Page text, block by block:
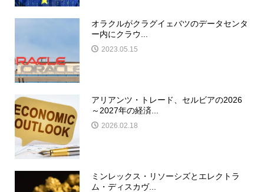
オラクルがクラグイェバツのデータセンタ
ー内にクラウ...
2023.05.15
アリアンツ・トレード、セルビアの2026
～2027年の経済...
2026.02.18
ミンレックス・リソーシズとエレクトラ
ム・ディスカヴ...